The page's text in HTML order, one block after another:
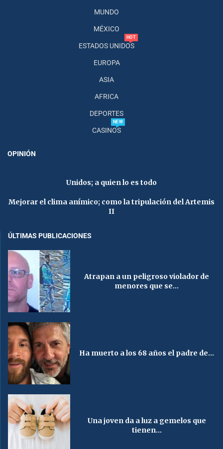
MUNDO
MÉXICO
ESTADOS UNIDOS
HOT
EUROPA
ASIA
AFRICA
DEPORTES
CASINOS
NEW
OPINIÓN
Unidos; a quien lo es todo
Mejorar el clima anímico; como la tripulación del Artemis
II
ÚLTIMAS PUBLICACIONES
Atrapan a un peligroso violador de
menores que se...
Ha muerto a los 68 años el padre de...
Una joven da a luz a gemelos que
tienen...